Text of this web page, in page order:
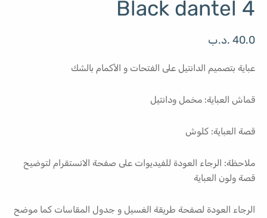
Black dantel 4
40.0 .د.ب
عباية بتصميم الدانتيل على الفتحات و الأكمام بالشك
قماش العباية: مخمل ودانتيل
قصة العباية: كلوش
ملاحظة: الرجاء العودة للفيديوات على صفحة الانستقرام لتوضيح
قصة ولون العباية
الرجاء العودة لصفحة طريقة الغسيل و جدول المقاسات كما موضح